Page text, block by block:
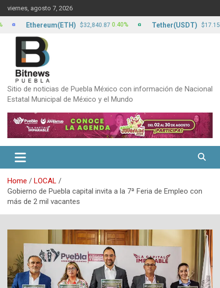
Skip
to
content
viernes, agosto 7, 2026
Sitio de noticias de Puebla México con información de Nacional
Estatal Municipal de México y el Mundo
Home
LOCAL
Gobierno de Puebla capital invita a la 7ª Feria de Empleo con
más de 2 mil vacantes
Ethereum(ETH) $32,840.87 0.40% Tether(USDT) $17.15 0.00%